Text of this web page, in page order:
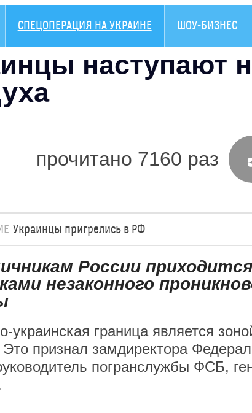
СПЕЦОПЕРАЦИЯ НА УКРАИНЕ ШОУ-БИЗНЕС
наступают
прочитано 7160 раз
Украинцы пригрелись в РФ
России
незаконного
украинская граница является
признал замдиректора
погранслужбы ФСБ,